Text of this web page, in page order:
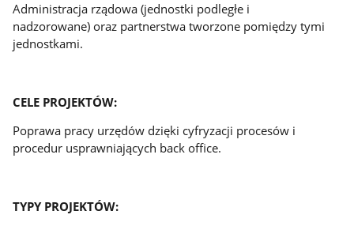
Administracja rządowa (jednostki podległe i
nadzorowane) oraz partnerstwa tworzone pomiędzy tymi
jednostkami.
CELE PROJEKTÓW:
Poprawa pracy urzędów dzięki cyfryzacji procesów i
procedur usprawniających back office.
TYPY PROJEKTÓW: